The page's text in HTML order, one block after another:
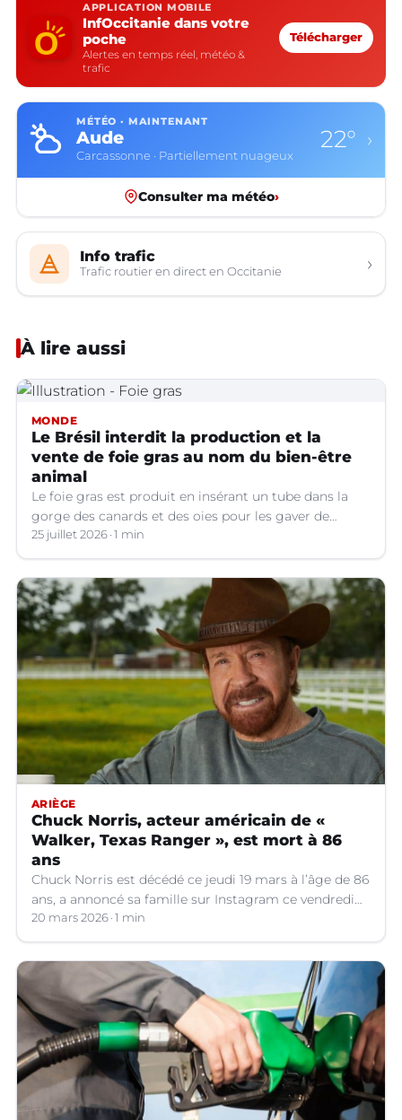
APPLICATION MOBILE
InfOccitanie dans votre
poche
Alertes en temps réel, météo &
trafic
Télécharger
MÉTÉO · MAINTENANT
Aude
Carcassonne · Partiellement nuageux
22° ›
Consulter ma météo›
Info trafic
Trafic routier en direct en Occitanie ›
À lire aussi
MONDE
Le Brésil interdit la production et la
vente de foie gras au nom du bien-être
animal
Le foie gras est produit en insérant un tube dans la
gorge des canards et des oies pour les gaver de
grandes quantités de nourriture, ce qui provoque une
hypertrophie rapide du foie, organe dont on tire le
produit.
25 juillet 2026 1 min
ARIÈGE
Chuck Norris, acteur américain de «
Walker, Texas Ranger », est mort à 86
ans
Chuck Norris est décédé ce jeudi 19 mars à l’âge de 86
ans, a annoncé sa famille sur Instagram ce vendredi
20 mars.
20 mars 2026 1 min